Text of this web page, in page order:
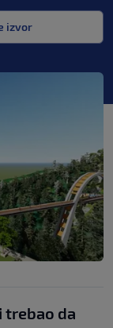
izvor
trebao da